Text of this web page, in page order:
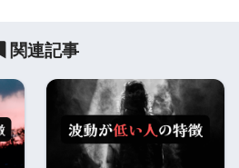
関連記事